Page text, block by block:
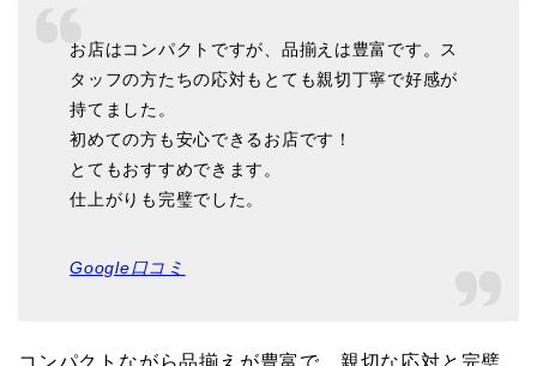
お店はコンパクトですが、品揃えは豊富です。ス
タッフの方たちの応対もとても親切丁寧で好感が
持てました。
初めての方も安心できるお店です！
とてもおすすめできます。
仕上がりも完璧でした。
Google口コミ
コンパクトながら品揃えが豊富で、親切な応対と完璧